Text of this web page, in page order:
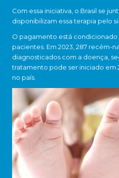
Com essa iniciativa, o Brasil se
disponibilizam essa terapia pelo
O pagamento está condicionado
pacientes. Em 2023, 287 recém-
diagnosticados com a doença,
tratamento pode ser iniciado em
no país.